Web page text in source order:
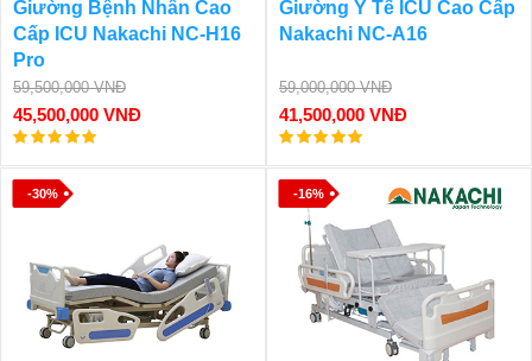
Giường Bệnh Nhân Cao
Cấp ICU Nakachi NC-H16
Pro
59,500,000 VNĐ
45,500,000 VNĐ
Giường Y Tế ICU Cao Cấp
Nakachi NC-A16
59,000,000 VNĐ
41,500,000 VNĐ
-30% -16%